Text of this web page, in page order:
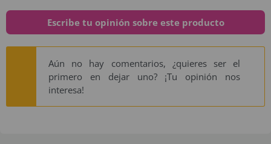
Escribe tu opinión sobre este producto
Aún no hay comentarios, ¿quieres ser el
primero en dejar uno? ¡Tu opinión nos
interesa!